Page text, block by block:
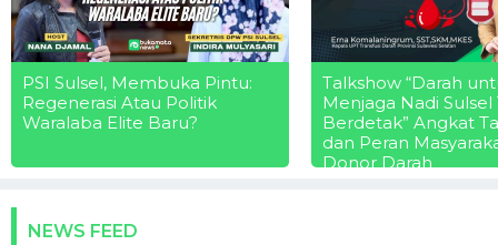
PSI Sulsel, Membuka Pintu:
Regenerasi Atau Politik
Waralaba Elite Baru?
Talkshow “Darah
Menjaga Nadi Sulsel
Berdetak” Angkat
dan Peran
Donor Darah
NEWS FEED